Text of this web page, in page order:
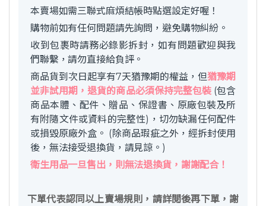
本賣場如需三聯式麻煩結帳時點選設定好喔！
購物前如有任何問題請先詢問，避免購物糾紛。
收到包裹時請務必錄影拆封，如有問題歡迎與我
們聯繫，請勿直接給負評。
商品貨到次日起享有7天猶豫期的權益，但猶豫期
並非試用期，退貨的商品必須保持完整包裝(包含
商品本體、配件、贈品、保證書、原廠包裝及所
有附隨文件或資料的完整性)，切勿缺漏任何配件
或損毀原廠外盒。 (除商品瑕疵之外，經拆封使用
後，無法接受退換貨，請見諒。)
衛生用品一旦售出，則無法退換貨，謝謝配合！
下單代表認同以上賣場規則，請詳閱後再下單，謝